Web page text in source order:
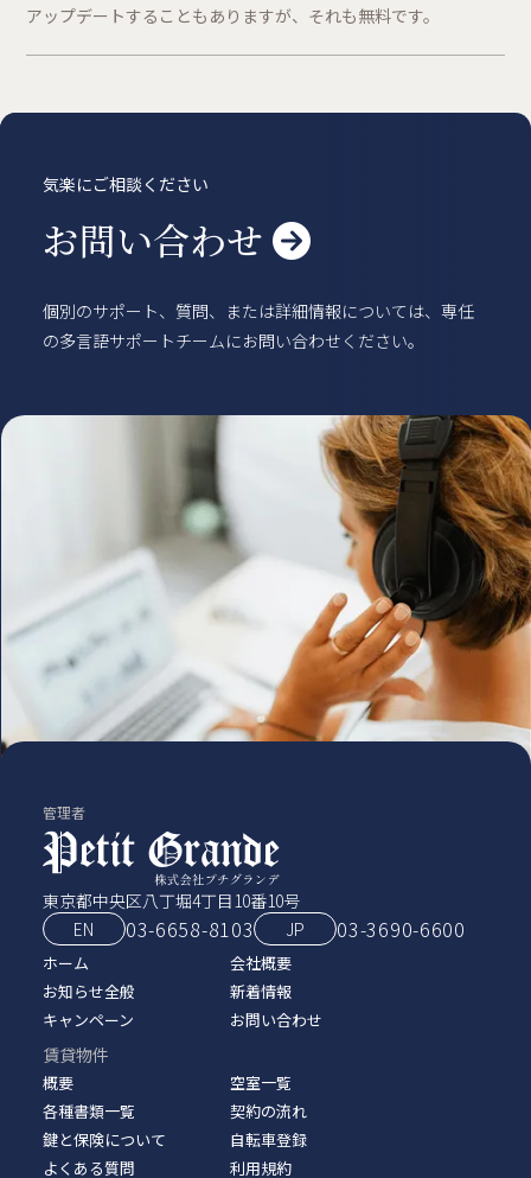
アップデートすることもありますが、それも無料です。
気楽にご相談ください
お問い合わせ 
個別のサポート、質問、または詳細情報については、専任
の多言語サポートチームにお問い合わせください。
管理者
東京都中央区八丁堀4丁目10番10号
EN
03-6658-8103 JP 03‑3690‑6600
ホーム
会社概要
お知らせ全般
新着情報
キャンペーン
お問い合わせ
賃貸物件
概要
空室一覧
各種書類一覧
契約の流れ
鍵と保険について
自転車登録
よくある質問
利用規約